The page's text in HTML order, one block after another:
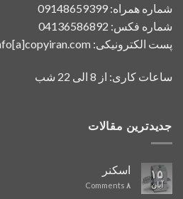
شماره همراه: 09148659399
شماره فکس: 04136586892
پست الکترونیکی: Info[a]copyiran.com
ساعات کاری: از 8 الی 22 شب
جدیدترین مقالات
۱۵
آبان
اسکنر
۸